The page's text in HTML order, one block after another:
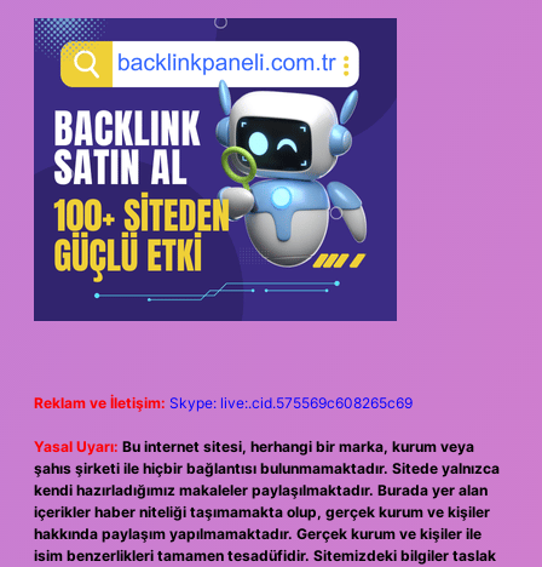
Reklam ve İletişim: Skype: live:.cid.575569c608265c69
Yasal Uyarı: Bu internet sitesi, herhangi bir marka, kurum veya
şahıs şirketi ile hiçbir bağlantısı bulunmamaktadır. Sitede yalnızca
kendi hazırladığımız makaleler paylaşılmaktadır. Burada yer alan
içerikler haber niteliği taşımamakta olup, gerçek kurum ve kişiler
hakkında paylaşım yapılmamaktadır. Gerçek kurum ve kişiler ile
isim benzerlikleri tamamen tesadüfidir. Sitemizdeki bilgiler taslak